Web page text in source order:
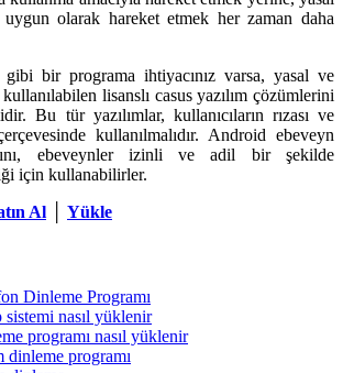
olarak hareket etmek her zaman daha
gibi bir programa ihtiyacınız varsa, yasal ve
lisanslı casus yazılım çözümlerini
Bu tür yazılımlar, kullanıcıların rızası ve
kullanılmalıdır. Android ebeveyn
ebeveynler izinli ve adil bir şekilde
için kullanabilirler.
Al Yükle
Dinleme Programı
nasıl yüklenir
programı nasıl yüklenir
dinleme programı